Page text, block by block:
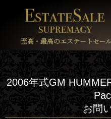
至高・最高のエステートセー
2006年式GM
お問